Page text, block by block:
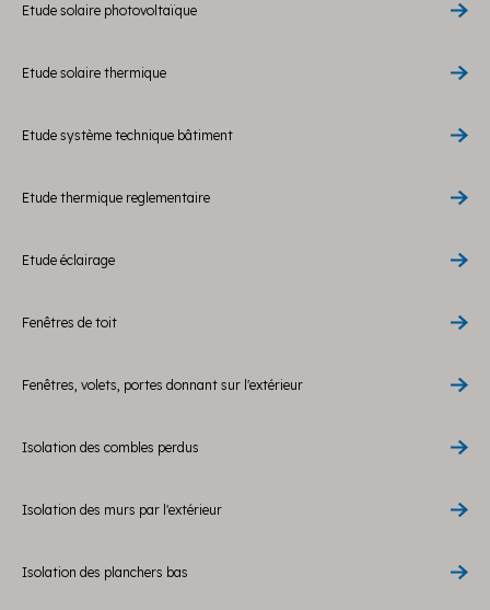
Etude solaire photovoltaïque
Etude solaire thermique
Etude système technique bâtiment
Etude thermique reglementaire
Etude éclairage
Fenêtres de toit
Fenêtres, volets, portes donnant sur l'extérieur
Isolation des combles perdus
Isolation des murs par l'extérieur
Isolation des planchers bas